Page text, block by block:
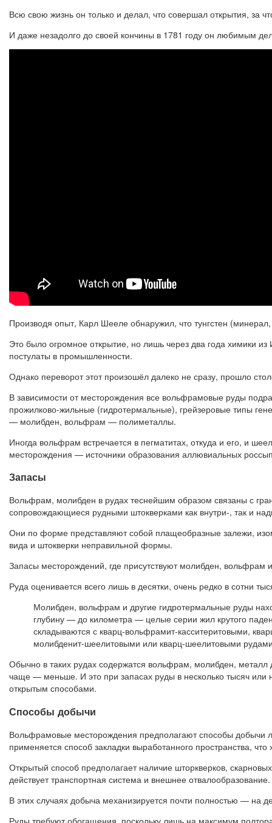
Всю свою жизнь он только и делал, что совершал открытия, за
И даже незадолго до своей кончины в 1781 году он любимым
Производя опыт, Карл Шееле обнаружил, что тунгстен
Это было огромное открытие, но лишь через два года химики
постулаты в промышленности.
Однако переворот этот произошёл далеко не сразу, прошло
В зависимости от месторождения все вольфрамовые руды
прожилково-жильные (гидротермальные), грейзеровые типы
— молибден, вольфрам — полиметаллы.
Иногда вольфрам встречается в пегматитах, откуда и его, и
месторождения — источники образования аллювиальных
Запасы
Вольфрам, молибден в рудах теснейшим образом связаны с
сопровождающиеся рудными штокверками как внутри-, так и
Они по форме представляют собой плащеобразные залежи,
вида и штокверки неправильной формы.
Запасы месторождений, где присутствуют молибден,
Руда оценивается всего лишь в десятки, очень редко в сотни
Молибден, вольфрам и другие гидротермальные руды
глубину — до километра — целые серии жил крутого
складываются с кварц-вольфрамит-касситеритовыми,
молибденит-шеелитовыми или кварц-шеелитовыми
Обычно в таких рудах содержатся вольфрам, молибден, металл
чаще — меньше. И это при запасах руды в несколько тысяч или
открытым способами.
Способы добычи
Вольфрамовые месторождения предполагают способы добычи
применяется способ закладки выработанного пространства,
Открытый способ предполагает наличие шторкверков,
действует транспортная система и внешнее отвалообразование.
В этих случаях добыча механизируется почти полностью — на